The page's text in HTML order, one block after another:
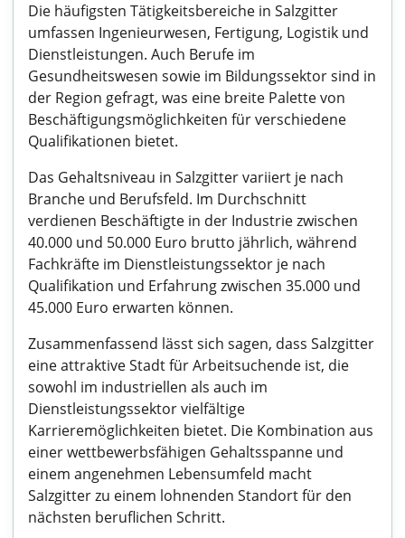
Die häufigsten Tätigkeitsbereiche in Salzgitter
umfassen Ingenieurwesen, Fertigung, Logistik und
Dienstleistungen. Auch Berufe im
Gesundheitswesen sowie im Bildungssektor sind in
der Region gefragt, was eine breite Palette von
Beschäftigungsmöglichkeiten für verschiedene
Qualifikationen bietet.
Das Gehaltsniveau in Salzgitter variiert je nach
Branche und Berufsfeld. Im Durchschnitt
verdienen Beschäftigte in der Industrie zwischen
40.000 und 50.000 Euro brutto jährlich, während
Fachkräfte im Dienstleistungssektor je nach
Qualifikation und Erfahrung zwischen 35.000 und
45.000 Euro erwarten können.
Zusammenfassend lässt sich sagen, dass Salzgitter
eine attraktive Stadt für Arbeitsuchende ist, die
sowohl im industriellen als auch im
Dienstleistungssektor vielfältige
Karrieremöglichkeiten bietet. Die Kombination aus
einer wettbewerbsfähigen Gehaltsspanne und
einem angenehmen Lebensumfeld macht
Salzgitter zu einem lohnenden Standort für den
nächsten beruflichen Schritt.